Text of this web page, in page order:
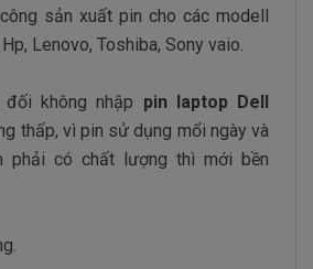
sản xuất pin cho các modell
Lenovo, Toshiba, Sony vaio.
không nhập pin laptop Dell
thấp, vì pin sử dụng mổi ngày và
phải có chất lượng thì mới bền